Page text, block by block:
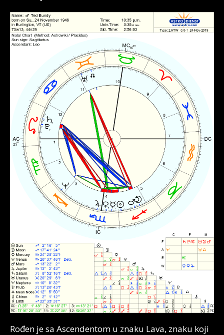
Rođen je sa Ascendentom u znaku Lava, znaku koji